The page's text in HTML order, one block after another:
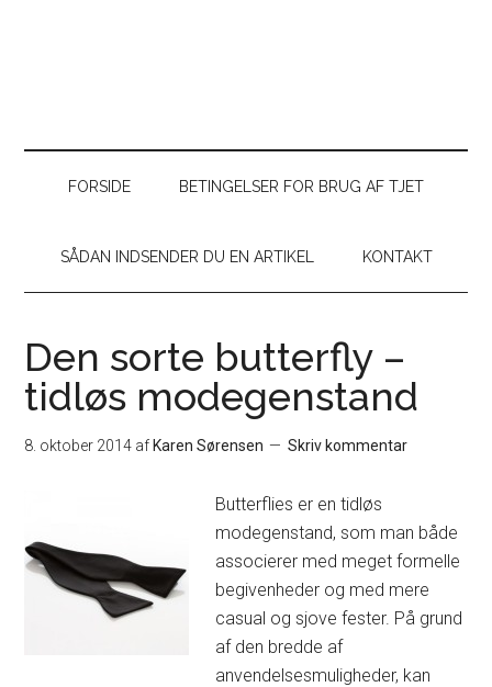
FORSIDE BETINGELSER FOR BRUG AF TJET
SÅDAN INDSENDER DU EN ARTIKEL KONTAKT
Den sorte butterfly –
tidløs modegenstand
8. oktober 2014 af Karen Sørensen Skriv kommentar
Butterflies er en tidløs
modegenstand, som man både
associerer med meget formelle
begivenheder og med mere
casual og sjove fester. På grund
af den bredde af
anvendelsesmuligheder, kan